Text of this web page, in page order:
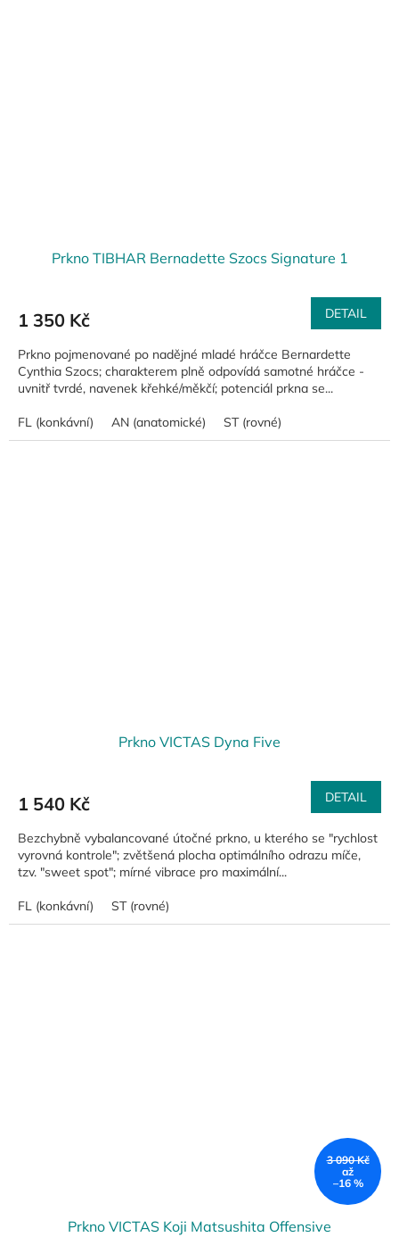
Prkno TIBHAR Bernadette Szocs Signature 1
1 350 Kč DETAIL
Prkno pojmenované po nadějné mladé hráčce Bernardette
Cynthia Szocs; charakterem plně odpovídá samotné hráčce -
uvnitř tvrdé, navenek křehké/měkčí; potenciál prkna se...
FL (konkávní) AN (anatomické) ST (rovné)
Prkno VICTAS Dyna Five
1 540 Kč DETAIL
Bezchybně vybalancované útočné prkno, u kterého se "rychlost
vyrovná kontrole"; zvětšená plocha optimálního odrazu míče,
tzv. "sweet spot"; mírné vibrace pro maximální...
FL (konkávní) ST (rovné)
3 090 Kč
až
–16 %
Prkno VICTAS Koji Matsushita Offensive